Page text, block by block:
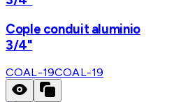
Cople conduit aluminio
3/4"
COAL-19COAL-19